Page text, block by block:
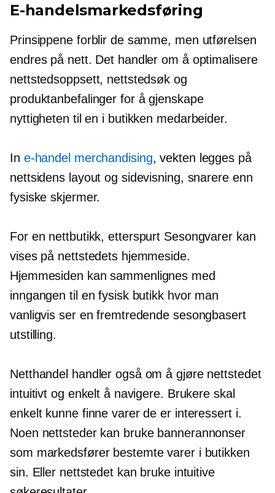
E-handelsmarkedsføring
Prinsippene forblir de samme, men utførelsen
endres på nett. Det handler om å optimalisere
nettstedsoppsett, nettstedsøk og
produktanbefalinger for å gjenskape
nyttigheten til en i butikken medarbeider.
In e-handel merchandising, vekten legges på
nettsidens layout og sidevisning, snarere enn
fysiske skjermer.
For en nettbutikk,etterspurt Sesongvarer kan
vises på nettstedets hjemmeside.
Hjemmesiden kan sammenlignes med
inngangen til en fysisk butikk hvor man
vanligvis ser en fremtredende sesongbasert
utstilling.
Netthandel handler også om å gjøre nettstedet
intuitivt og enkelt å navigere. Brukere skal
enkelt kunne finne varer de er interessert i.
Noen nettsteder kan bruke bannerannonser
som markedsfører bestemte varer i butikken
sin. Eller nettstedet kan bruke intuitive